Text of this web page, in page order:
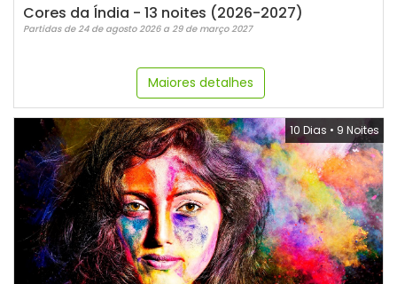
Cores da Índia - 13 noites (2026-2027)
Partidas de 24 de agosto 2026 a 29 de março 2027
Maiores detalhes
10 Dias • 9 Noites